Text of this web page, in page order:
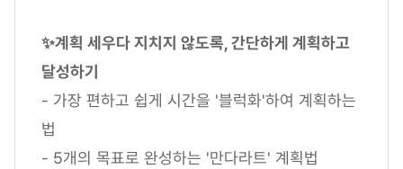
✨계획 세우다 지치지 않도록, 간단하게 계획하고
달성하기
- 가장 편하고 쉽게 시간을 '블럭화'하여 계획하는
법
- 5개의 목표로 완성하는 '만다라트' 계획법